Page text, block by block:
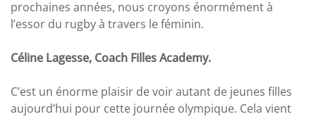
prochaines années, nous croyons énormément à
l’essor du rugby à travers le féminin.
Céline Lagesse, Coach Filles Academy.
C’est un énorme plaisir de voir autant de jeunes filles
aujourd’hui pour cette journée olympique. Cela vient